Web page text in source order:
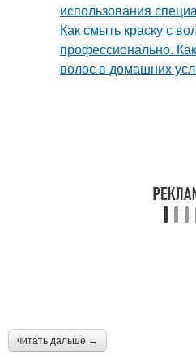
читать дальше →